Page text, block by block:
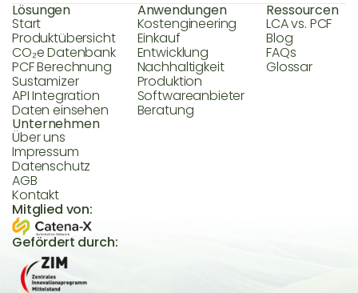
Lösungen
Start
Produktübersicht
CO₂e Datenbank
PCF Berechnung
Sustamizer
API Integration
Daten einsehen
Anwendungen
Kostengineering
Einkauf
Entwicklung
Nachhaltigkeit
Produktion
Softwareanbieter
Beratung
Ressourcen
LCA vs. PCF
Blog
FAQs
Glossar
Unternehmen
Über uns
Impressum
Datenschutz
AGB
Kontakt
Mitglied von:
Gefördert durch: